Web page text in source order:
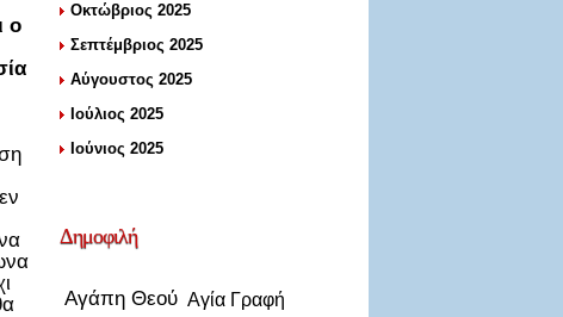
ο
Οκτώβριος 2025
Σεπτέμβριος 2025
Αύγουστος 2025
Ιούλιος 2025
Ιούνιος 2025
Δημοφιλή
Αγάπη Θεού Αγία Γραφή